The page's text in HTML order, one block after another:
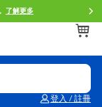
了解更多
登入 / 註冊